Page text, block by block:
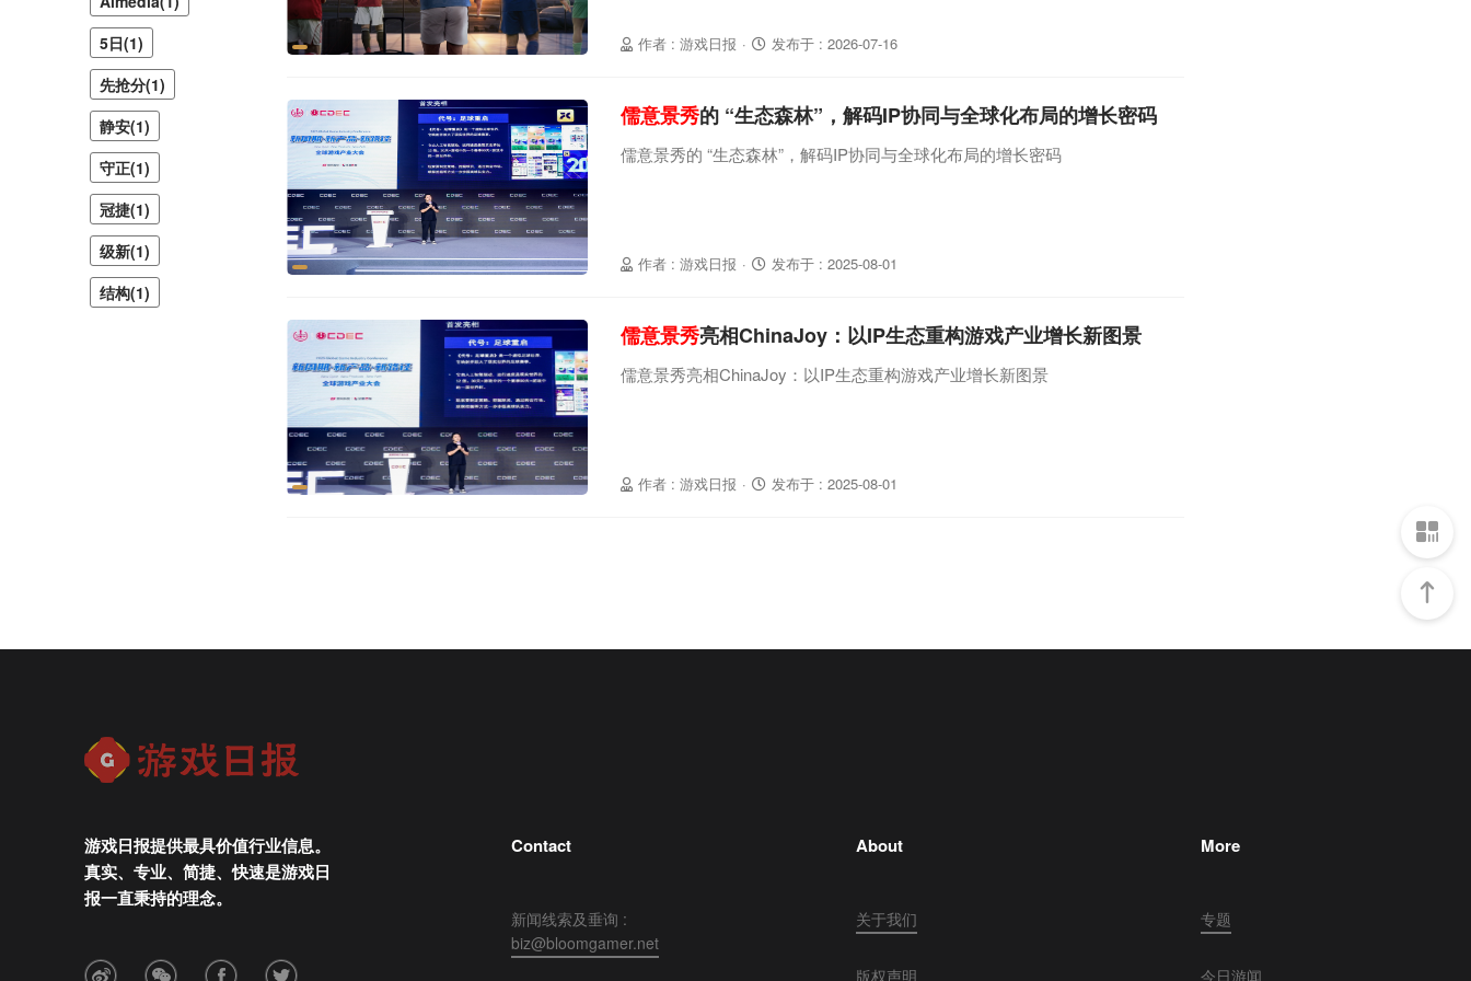
5日(1)
先抢分(1)
静安(1)
守正(1)
冠捷(1)
级新(1)
结构(1)
作者 : 游戏日报 · 发布于 : 2026-07-16
作者 : 游戏日报 · 发布于 : 2025-08-01
儒意景秀的 “生态森林”，解码IP协同与全球化布局的增长密码
儒意景秀的 “生态森林”，解码IP协同与全球化布局的增长密码
作者 : 游戏日报 · 发布于 : 2025-08-01
儒意景秀亮相ChinaJoy：以IP生态重构游戏产业增长新图景
儒意景秀亮相ChinaJoy：以IP生态重构游戏产业增长新图景
游戏日报提供最具价值行业信息。
真实、专业、简捷、快速是游戏日
报一直秉持的理念。
Contact
新闻线索及垂询 :
biz@bloomgamer.net
About
关于我们
版权声明
More
专题
今日游闻